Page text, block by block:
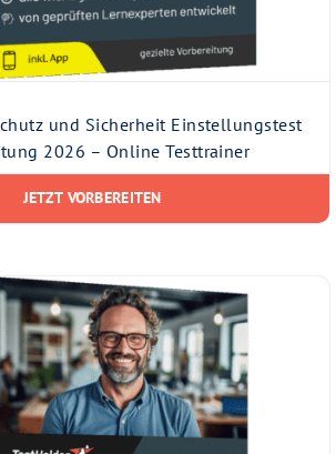
und Sicherheit Einstellungstest
2026 – Online Testtrainer
JETZT VORBEREITEN